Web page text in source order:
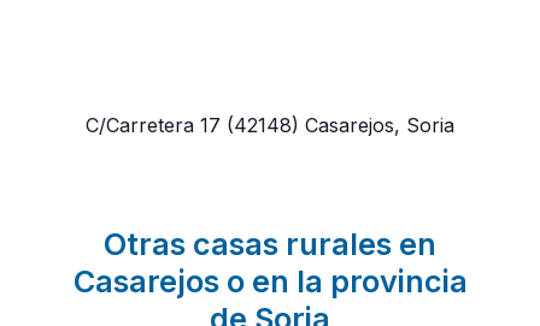
C/Carretera 17 (42148) Casarejos, Soria
Otras casas rurales en
Casarejos o en la provincia